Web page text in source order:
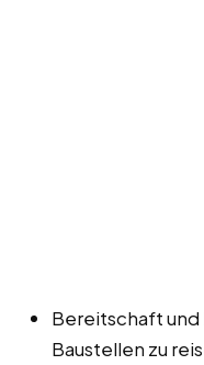
Bereitschaft und
Baustellen zu